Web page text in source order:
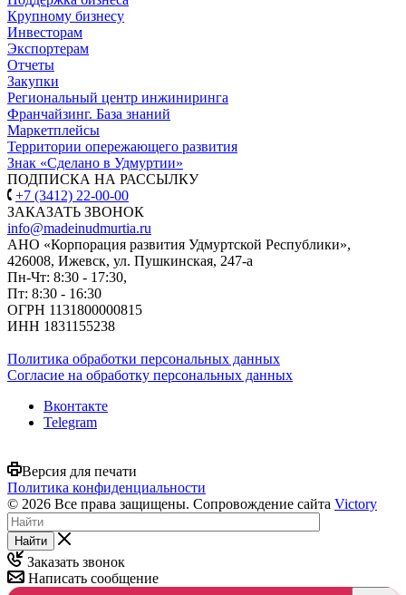
Крупному бизнесу
Инвесторам
Экспортерам
Отчеты
Закупки
Региональный центр инжиниринга
Франчайзинг. База знаний
Маркетплейсы
Территории опережающего развития
Знак «Сделано в Удмуртии»
ПОДПИСКА НА РАССЫЛКУ
+7 (3412) 22-00-00
ЗАКАЗАТЬ ЗВОНОК
info@madeinudmurtia.ru
АНО «Корпорация развития Удмуртской Республики»,
426008, Ижевск, ул. Пушкинская, 247-а
Пн-Чт: 8:30 - 17:30,
Пт: 8:30 - 16:30
ОГРН 1131800000815
ИНН 1831155238
Политика обработки персональных данных
Согласие на обработку персональных данных
Вконтакте
Telegram
Версия для печати
Политика конфиденциальности
© 2026 Все права защищены. Сопровождение сайта Victory
Найти
Заказать звонок
Написать сообщение